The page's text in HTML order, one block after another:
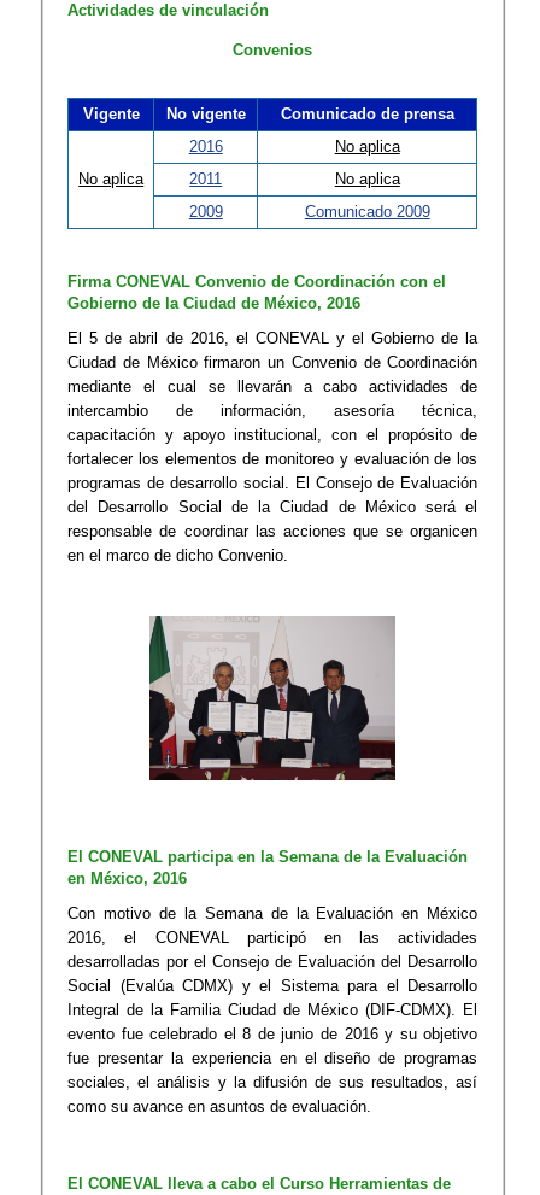
Actividades de vinculación
Convenios
Vigente No vigente Comunicado de prensa
No aplica
2016
No aplica
2011
No aplica
2009
Comunicado 2009
Firma CONEVAL Convenio de Coordinación con el
Gobierno de la Ciudad de México, 2016
​​El 5 de abril de 2016, el CONEVAL y el Gobierno de la
Ciudad de México firmaron un Convenio de Coordinación
mediante el cual se llevarán a cabo actividades de
intercambio de información, asesoría técnica,
capacitación y apoyo institucional, con el propósito de
fortalecer los elementos de monitoreo y evaluación de los
programas de desarrollo social. El Consejo de Evaluación
del Desarrollo Social de la Ciudad de México será el
responsable de coordinar las acciones que se organicen
en el marco de dicho Convenio.
El CONEVAL participa en la Semana de la​​ Evaluación
en México, 2016
​​Con motivo de la Semana de la Evaluación en México
2016, el CONEVAL participó en las actividades
desarrolladas por el Consejo de Evaluación del Desarrollo
Social (Evalúa CDMX) y el Sistema para el Desarrollo
Integral de la Familia Ciudad de México (DIF-CDMX). El
evento fue celebrado el 8 de junio de 2016 y su objetivo
fue presentar la experiencia en el diseño de programas
sociales, el análisis y la difusión de sus resultados, así
como su avance en asuntos de evaluación.
​El CONEVAL lleva a cabo el Curso ​Herr​a​​mientas de